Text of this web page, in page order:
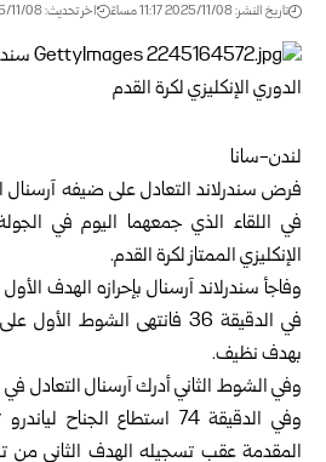
تاريخ النشر: 2025/11/08 11:17 مساءً اخر تحديث: 2025/11/08 11:17 مساءً
لندن-سانا
فرض سندرلاند التعادل على ضيفه آرسنال
الإنكليزي الممتاز لكرة القدم.
وفاجأ سندرلاند آرسنال بإحرازه الهدف
في الدقيقة 36 فانتهى
بهدف نظيف.
وفي الدقيقة 74 استطاع
المقدمة عقب تسجيله الهدف الثاني من